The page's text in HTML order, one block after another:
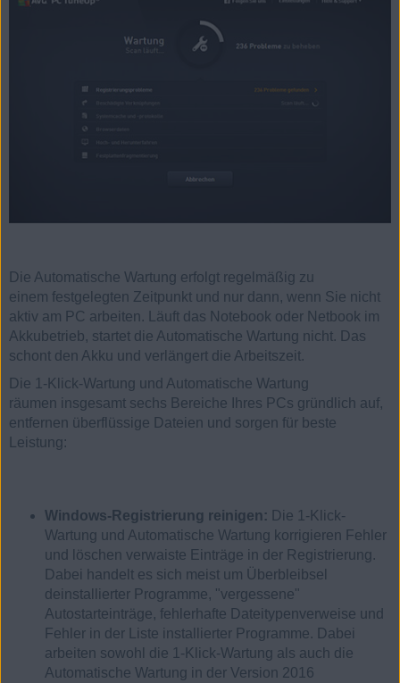
Die Automatische Wartung erfolgt regelmäßig zu
einem festgelegten Zeitpunkt und nur dann, wenn Sie nicht
aktiv am PC arbeiten. Läuft das Notebook oder Netbook im
Akkubetrieb, startet die Automatische Wartung nicht. Das
schont den Akku und verlängert die Arbeitszeit.
Die 1-Klick-Wartung und Automatische Wartung
räumen insgesamt sechs Bereiche Ihres PCs gründlich auf,
entfernen überflüssige Dateien und sorgen für beste
Leistung:
Windows-Registrierung reinigen: Die 1-Klick-
Wartung und Automatische Wartung korrigieren Fehler
und löschen verwaiste Einträge in der Registrierung.
Dabei handelt es sich meist um Überbleibsel
deinstallierter Programme, "vergessene"
Autostarteinträge, fehlerhafte Dateitypenverweise und
Fehler in der Liste installierter Programme. Dabei
arbeiten sowohl die 1-Klick-Wartung als auch die
Automatische Wartung in der Version 2016